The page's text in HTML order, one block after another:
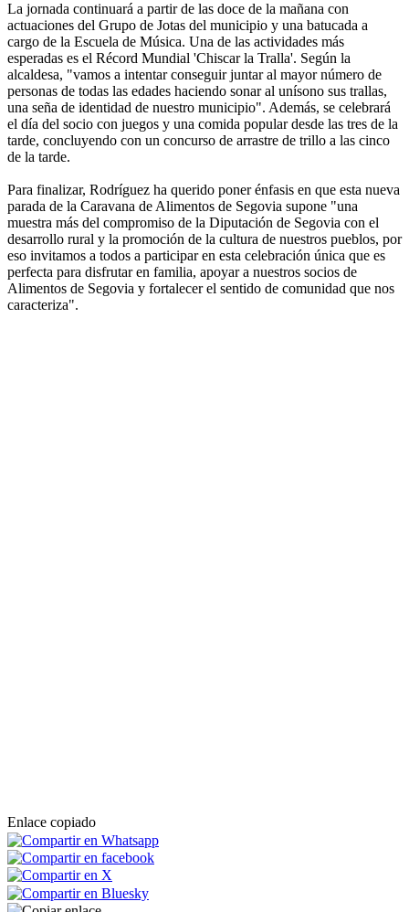
La jornada continuará a partir de las doce de la mañana con
actuaciones del Grupo de Jotas del municipio y una batucada a
cargo de la Escuela de Música. Una de las actividades más
esperadas es el Récord Mundial 'Chiscar la Tralla'. Según la
alcaldesa, "vamos a intentar conseguir juntar al mayor número de
personas de todas las edades haciendo sonar al unísono sus trallas,
una seña de identidad de nuestro municipio". Además, se celebrará
el día del socio con juegos y una comida popular desde las tres de la
tarde, concluyendo con un concurso de arrastre de trillo a las cinco
de la tarde.
Para finalizar, Rodríguez ha querido poner énfasis en que esta nueva
parada de la Caravana de Alimentos de Segovia supone "una
muestra más del compromiso de la Diputación de Segovia con el
desarrollo rural y la promoción de la cultura de nuestros pueblos, por
eso invitamos a todos a participar en esta celebración única que es
perfecta para disfrutar en familia, apoyar a nuestros socios de
Alimentos de Segovia y fortalecer el sentido de comunidad que nos
caracteriza".
Enlace copiado